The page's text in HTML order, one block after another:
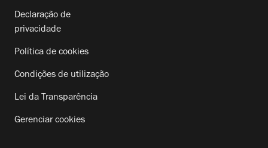
Declaração de
privacidade
Política de cookies
Condições de utilização
Lei da Transparência
Gerenciar cookies